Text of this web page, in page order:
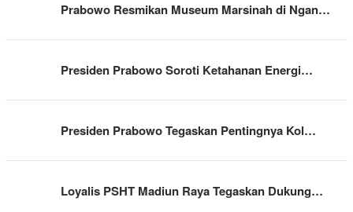
Prabowo Resmikan Museum Marsinah di Ngan…
Presiden Prabowo Soroti Ketahanan Energi…
Presiden Prabowo Tegaskan Pentingnya Kol…
Loyalis PSHT Madiun Raya Tegaskan Dukung…